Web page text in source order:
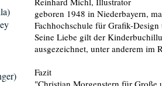
geboren 1948 in Niederbayern,
Fachhochschule für Grafik-
Seine Liebe gilt der
ausgezeichnet, unter anderem im
Fazit
"Christian Morgenstern für Große